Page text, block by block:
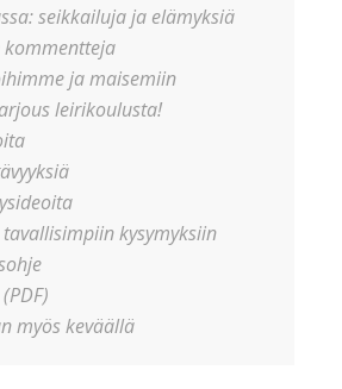
seikkailuja ja elämyksiä
ja maisemiin
leirikoulusta!
kysymyksiin
myös keväällä